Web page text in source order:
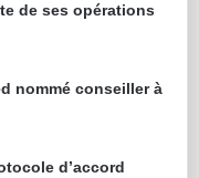
de ses opérations
nommé conseiller à
d’accord